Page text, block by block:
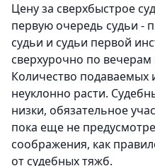
Цену за сверхбыстрое
первую очередь судьи -
судьи и судьи первой
сверхурочно по
Количество подаваемых
неуклонно расти.
низки, обязательное
пока еще не
соображения, как
от судебных тяжб.